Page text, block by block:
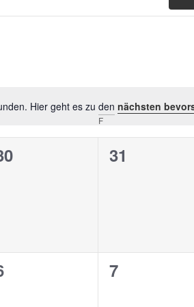
Hinweis
Hier geht es zu den nächsten
F
0
31
0
7